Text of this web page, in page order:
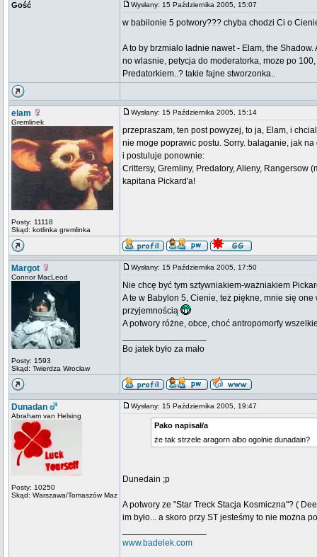
Gość Wysłany: 15 Października 2005, 15:07
w babilonie 5 potwory??? chyba chodzi Ci o
A to by brzmialo ladnie nawet - Elam, the
no wlasnie, petycja do moderatorka, moze po
Predatorkiem..? takie fajne stworzonka..
elam
Gremlinek
Posty: 11118
Skąd: kotlinka gremlinka
Wysłany: 15 Października 2005, 15:14
przepraszam, ten post powyzej, to ja, Elam, i
nie moge poprawic postu. Sorry. balaganie, jak
i postuluje ponownie:
Crittersy, Gremliny, Predatory, Alieny,
kapitana Pickard'a!
Margot
Connor MacLeod
Posty: 1593
Skąd: Twierdza Wrocław
Wysłany: 15 Października 2005, 17:50
Nie chcę być tym sztywniakiem-ważniakiem
A te w Babylon 5, Cienie, też piękne, mnie się
przyjemnością
A potwory różne, obce, choć antropomorfy
Bo jatek było za mało
Dunadan
Abraham van Helsing
Posty: 10250
Skąd: Warszawa/Tomaszów Maz
Wysłany: 15 Października 2005, 19:47
Pako napisał/a
że tak strzele aragorn albo ogolnie dunadain?
Dunedain ;p
A potwory ze "Star Treck Stacja Kosmiczna"? (
im było... a skoro przy ST jesteśmy to nie można
www.badelek.com